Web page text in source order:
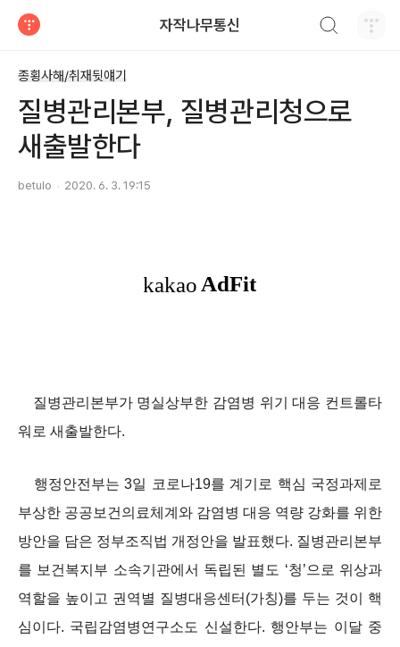
자작나무통신
종횡사해/취재뒷얘기
질병관리본부, 질병관리청으로
새출발한다
betulo 2020. 6. 3. 19:15
질병관리본부가 명실상부한 감염병 위기 대응 컨트롤타
워로 새출발한다.
행정안전부는 3일 코로나19를 계기로 핵심 국정과제로
부상한 공공보건의료체계와 감염병 대응 역량 강화를 위한
방안을 담은 정부조직법 개정안을 발표했다. 질병관리본부
를 보건복지부 소속기관에서 독립된 별도 ‘청’으로 위상과
역할을 높이고 권역별 질병대응센터(가칭)를 두는 것이 핵
심이다. 국립감염병연구소도 신설한다. 행안부는 이달 중